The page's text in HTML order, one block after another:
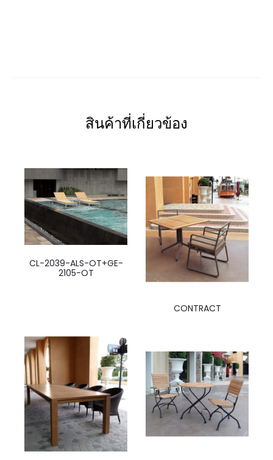
สินค้าที่เกี่ยวข้อง
CL-2039-ALS-OT+GE-
2105-OT
CONTRACT